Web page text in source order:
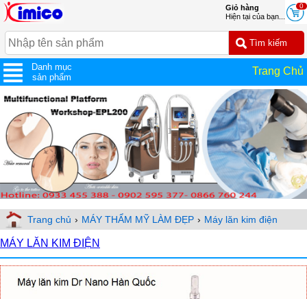
0
Giỏ hàng
Hiện tại của bạn...
Danh mục
sản phẩm
Trang Chủ
Trang chủ › MÁY THẨM MỸ LÀM ĐẸP › Máy lăn kim điện
MÁY LĂN KIM ĐIỆN